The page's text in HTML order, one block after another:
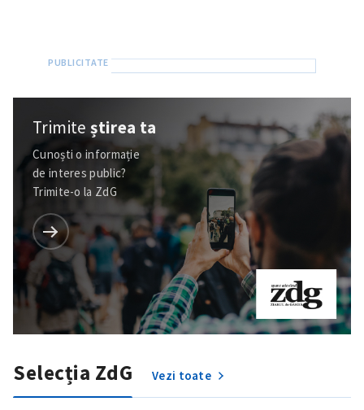
Trimiteștirea ta
Cunoști o informație
de interes public?
Trimite-o la ZdG
Selecția ZdG Vezi toate